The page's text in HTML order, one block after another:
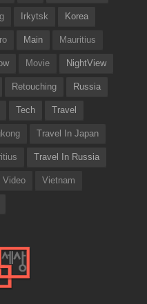
Irkytsk Korea
Main Mauritius
Movie NightView
Retouching Russia
Tech Travel
Travel In Japan
Travel In Russia
Video Vietnam